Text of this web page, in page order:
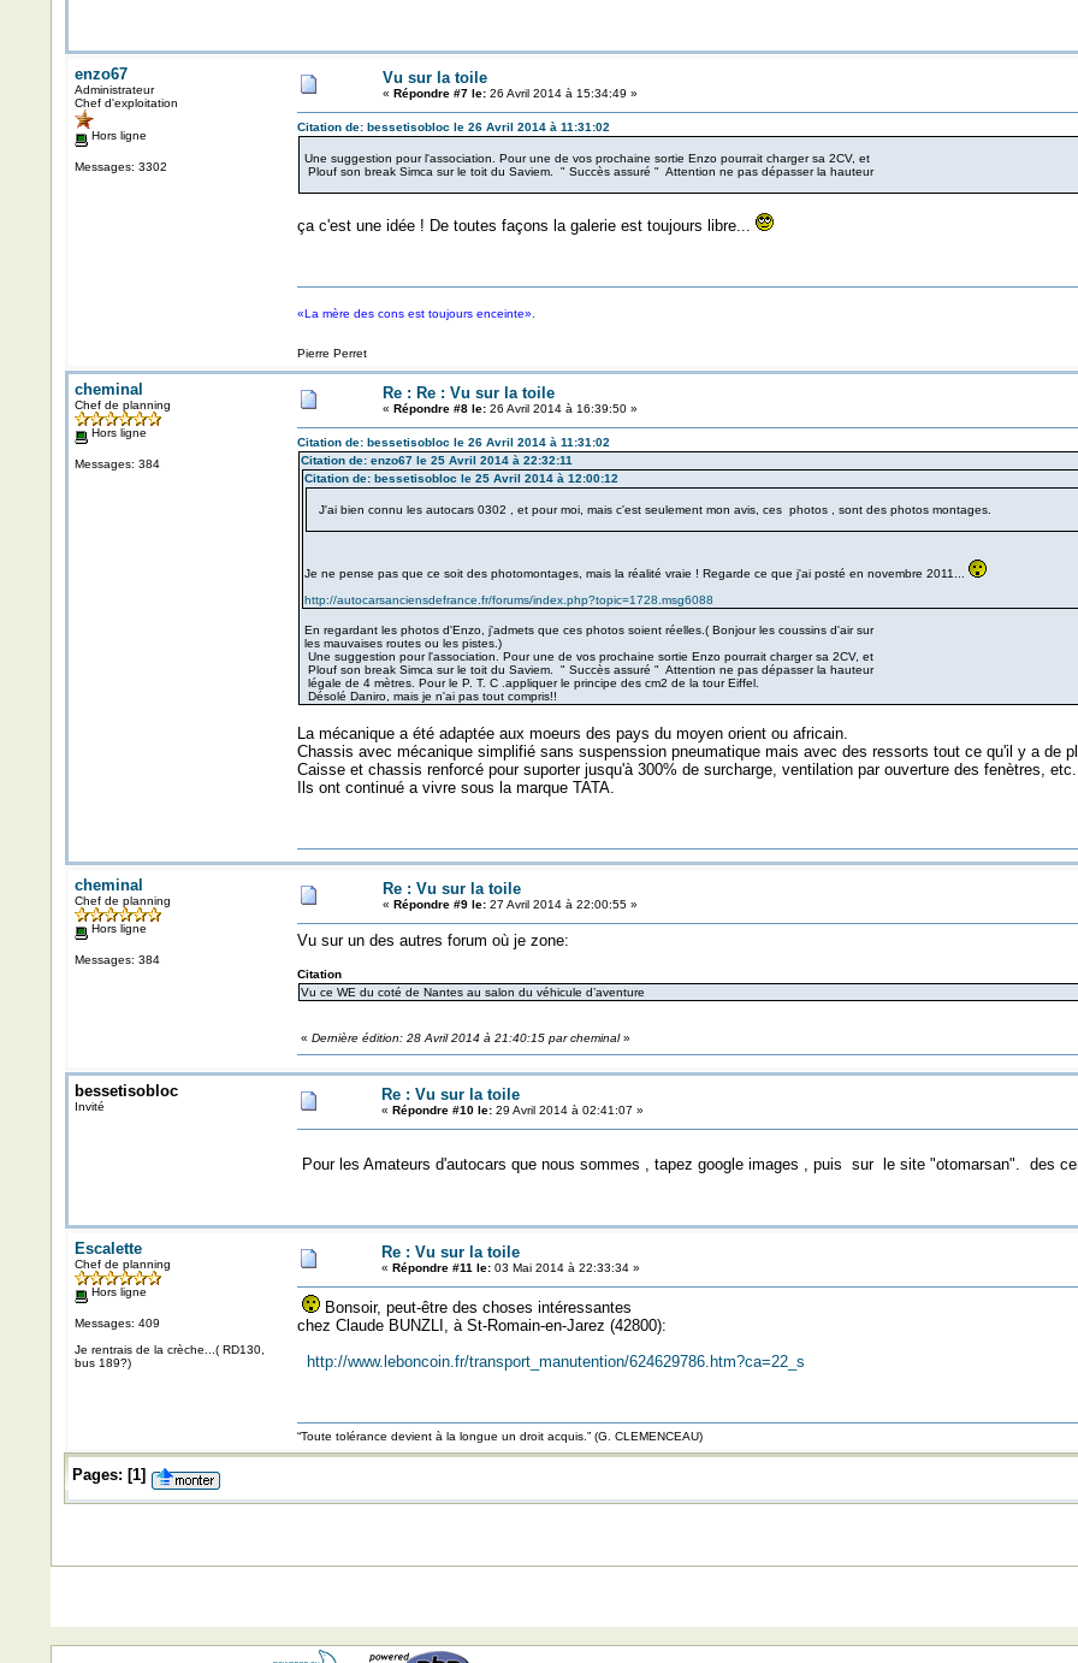
enzo67
Administrateur
Chef d'exploitation
Hors ligne
Messages: 3302
Vu sur la toile
« Répondre #7 le:26 Avril 2014 à 15:34:49 »
Citation de: bessetisobloc le 26 Avril 2014 à 11:31:02
Une suggestion pour l'association. Pour une de vos prochaine sortie Enzo pourrait charger sa 2CV, et
Plouf son break Simca sur le toit du Saviem. " Succès assuré " Attention ne pas dépasser la hauteur
ça c'est une idée ! De toutes façons la galerie est toujours libre...
«La mère des cons est toujours enceinte».
Pierre Perret
cheminal
Chef de planning
Hors ligne
Messages: 384
Re : Re : Vu sur la toile
« Répondre #8 le:26 Avril 2014 à 16:39:50 »
Citation de: bessetisobloc le 26 Avril 2014 à 11:31:02
Citation de: enzo67 le 25 Avril 2014 à 22:32:11
Citation de: bessetisobloc le 25 Avril 2014 à 12:00:12
J'ai bien connu les autocars 0302 , et pour moi, mais c'est seulement mon avis, ces photos , sont des photos montages.
Je ne pense pas que ce soit des photomontages, mais la réalité vraie ! Regarde ce que j'ai posté en novembre 2011...
http://autocarsanciensdefrance.fr/forums/index.php?topic=1728.msg6088
En regardant les photos d'Enzo, j'admets que ces photos soient réelles.( Bonjour les coussins d'air sur
les mauvaises routes ou les pistes.)
Une suggestion pour l'association. Pour une de vos prochaine sortie Enzo pourrait charger sa 2CV, et
Plouf son break Simca sur le toit du Saviem. " Succès assuré " Attention ne pas dépasser la hauteur
légale de 4 mètres. Pour le P. T. C .appliquer le principe des cm2 de la tour Eiffel.
Désolé Daniro, mais je n'ai pas tout compris!!
La mécanique a été adaptée aux moeurs des pays du moyen orient ou africain.
Chassis avec mécanique simplifié sans suspenssion pneumatique mais avec des ressorts tout ce qu'il y a de
Caisse et chassis renforcé pour suporter jusqu'à 300% de surcharge, ventilation par ouverture des fenètres,
Ils ont continué a vivre sous la marque TATA.
cheminal
Chef de planning
Hors ligne
Messages: 384
Re : Vu sur la toile
« Répondre #9 le:27 Avril 2014 à 22:00:55 »
Vu sur un des autres forum où je zone:
Citation
Vu ce WE du coté de Nantes au salon du véhicule d’aventure
« Dernière édition: 28 Avril 2014 à 21:40:15 par cheminal»
bessetisobloc
Invité
Re : Vu sur la toile
« Répondre #10 le:29 Avril 2014 à 02:41:07 »
Pour les Amateurs d'autocars que nous sommes , tapez google images , puis sur le site "otomarsan". des
Escalette
Chef de planning
Hors ligne
Messages: 409
Je rentrais de la crèche...( RD130,
bus 189?)
Re : Vu sur la toile
« Répondre #11 le:03 Mai 2014 à 22:33:34 »
Bonsoir, peut-être des choses intéressantes
chez Claude BUNZLI, à St-Romain-en-Jarez (42800):
http://www.leboncoin.fr/transport_manutention/624629786.htm?ca=22_s
“Toute tolérance devient à la longue un droit acquis.” (G. CLEMENCEAU)
Pages: [1]